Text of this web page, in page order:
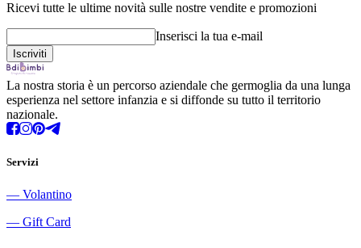
Ricevi tutte le ultime novità sulle nostre vendite e promozioni
Inserisci la tua e-mail
La nostra storia è un percorso aziendale che germoglia da una lunga
esperienza nel settore infanzia e si diffonde su tutto il territorio
nazionale.
Servizi
― Volantino
― Gift Card